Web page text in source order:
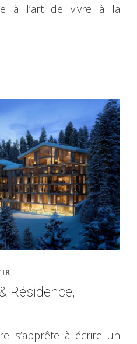
à l’art de vivre à la
Résidence,
s’apprête à écrire un